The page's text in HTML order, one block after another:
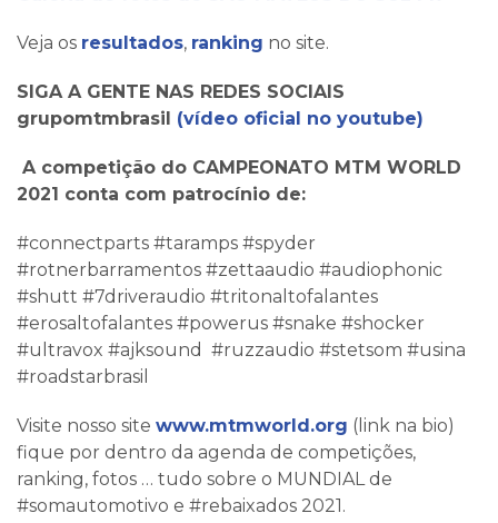
Veja os resultados, ranking no site.
SIGA A GENTE NAS REDES SOCIAIS
grupomtmbrasil (vídeo oficial no youtube)
A competição do CAMPEONATO MTM WORLD
2021 conta com patrocínio de:
#connectparts #taramps #spyder
#rotnerbarramentos #zettaaudio #audiophonic
#shutt #7driveraudio #tritonaltofalantes
#erosaltofalantes #powerus #snake #shocker
#ultravox #ajksound #ruzzaudio #stetsom #usina
#roadstarbrasil
Visite nosso site www.mtmworld.org (link na bio)
fique por dentro da agenda de competições,
ranking, fotos … tudo sobre o MUNDIAL de
#somautomotivo e #rebaixados 2021.